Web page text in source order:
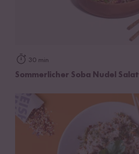
30 min
Sommerlicher Soba Nudel Salat